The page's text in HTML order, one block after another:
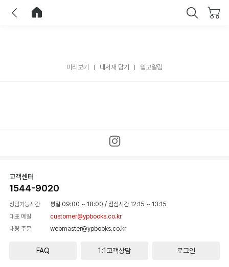
미리보기 내서재 담기 입고알림
고객센터
1544-9020
상담가능시간 평일 09:00 ~ 18:00 / 점심시간 12:15 ~ 13:15
대표 메일
customer@ypbooks.co.kr
대량 주문
webmaster@ypbooks.co.kr
FAQ 1:1고객상담 로그인